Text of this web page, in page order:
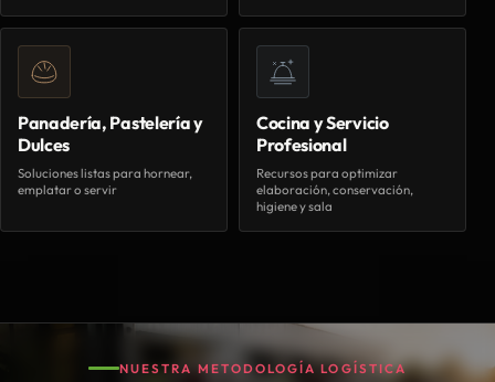
Panadería, Pastelería y
Dulces
Soluciones listas para hornear,
emplatar o servir
Cocina y Servicio
Profesional
Recursos para optimizar
elaboración, conservación,
higiene y sala
NUESTRA METODOLOGÍA LOGÍSTICA